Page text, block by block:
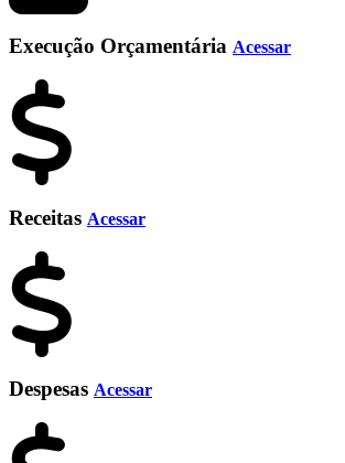
Execução Orçamentária Acessar
Receitas Acessar
Despesas Acessar